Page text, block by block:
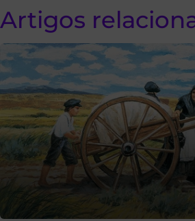
Artigos